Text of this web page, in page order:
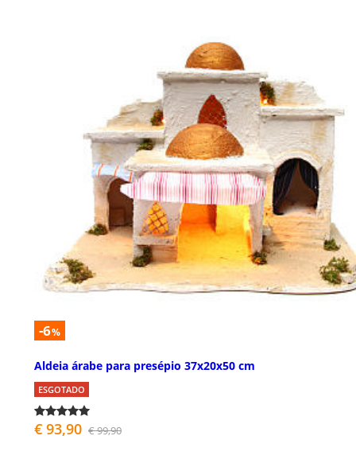
-6%
Aldeia árabe para presépio 37x20x50 cm
ESGOTADO
€ 93,90 € 99,90